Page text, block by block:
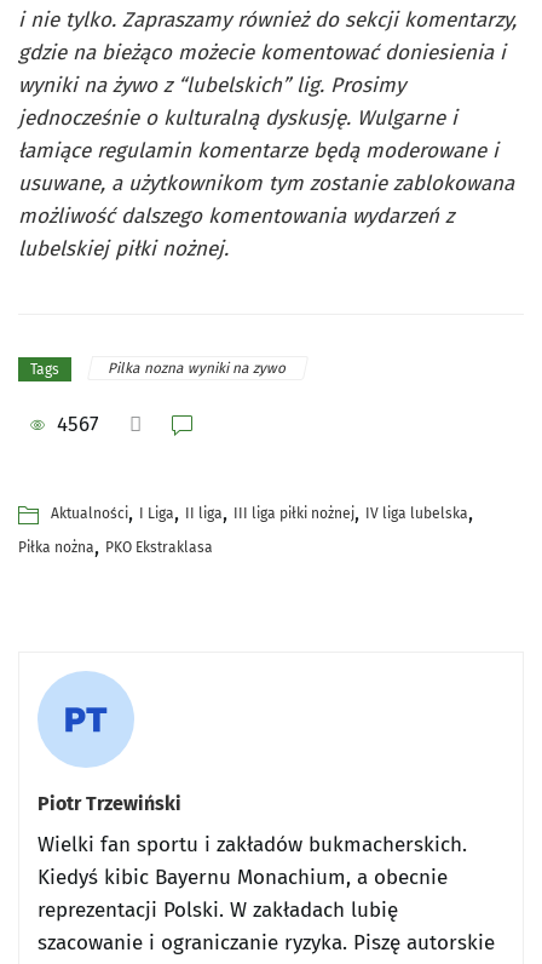
i nie tylko. Zapraszamy również do sekcji komentarzy,
gdzie na bieżąco możecie komentować doniesienia i
wyniki na żywo z “lubelskich” lig. Prosimy
jednocześnie o kulturalną dyskusję. Wulgarne i
łamiące regulamin komentarze będą moderowane i
usuwane, a użytkownikom tym zostanie zablokowana
możliwość dalszego komentowania wydarzeń z
lubelskiej piłki nożnej.
Tags Pilka nozna wyniki na zywo
4567
Aktualności, I Liga, II liga, III liga piłki nożnej, IV liga lubelska,
Piłka nożna, PKO Ekstraklasa
Piotr Trzewiński
Wielki fan sportu i zakładów bukmacherskich.
Kiedyś kibic Bayernu Monachium, a obecnie
reprezentacji Polski. W zakładach lubię
szacowanie i ograniczanie ryzyka. Piszę autorskie